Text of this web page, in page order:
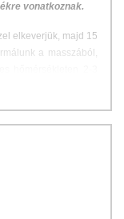
vonatkoznak.
elkeverjük, majd 15
a masszából,